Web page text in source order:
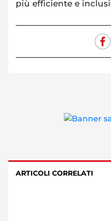
più efficiente e
ARTICOLI CORRELATI